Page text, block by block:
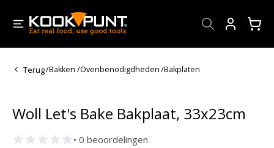
Terug/Bakken /Ovenbenodigdheden/Bakplaten
Woll Let's Bake Bakplaat, 33x23cm
• 0 beoordelingen